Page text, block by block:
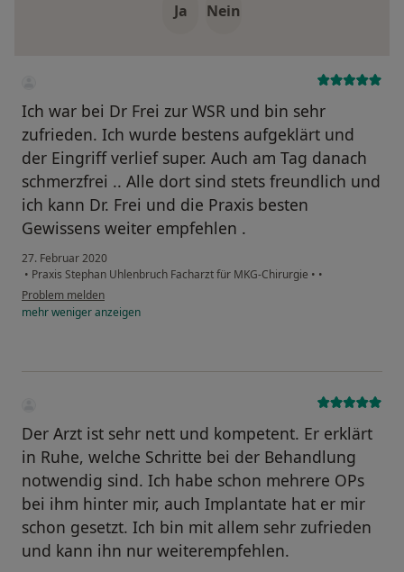
Ja Nein
Ich war bei Dr Frei zur WSR und bin sehr
zufrieden. Ich wurde bestens aufgeklärt und
der Eingriff verlief super. Auch am Tag danach
schmerzfrei .. Alle dort sind stets freundlich und
ich kann Dr. Frei und die Praxis besten
Gewissens weiter empfehlen .
27. Februar 2020
• Praxis Stephan Uhlenbruch Facharzt für MKG-Chirurgie • •
Problem melden
mehrwenigeranzeigen
Der Arzt ist sehr nett und kompetent. Er erklärt
in Ruhe, welche Schritte bei der Behandlung
notwendig sind. Ich habe schon mehrere OPs
bei ihm hinter mir, auch Implantate hat er mir
schon gesetzt. Ich bin mit allem sehr zufrieden
und kann ihn nur weiterempfehlen.